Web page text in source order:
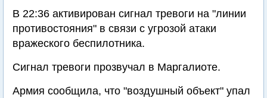
В 22:36 активирован сигнал тревоги на "линии
противостояния" в связи с угрозой атаки
вражеского беспилотника.
Сигнал тревоги прозвучал в Маргалиоте.
Армия сообщила, что "воздушный объект" упал